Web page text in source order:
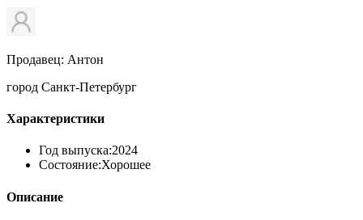
Продавец: Антон
город Санкт-Петербург
Характеристики
Год выпуска:2024
Состояние:Хорошее
Описание